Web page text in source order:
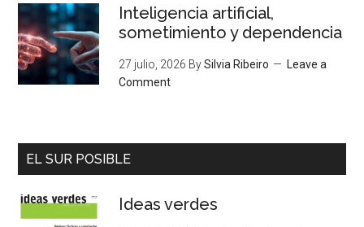
Inteligencia artificial,
sometimiento y dependencia
27 julio, 2026 BySilvia Ribeiro
Leave a
Comment
EL SUR POSIBLE
Ideas verdes